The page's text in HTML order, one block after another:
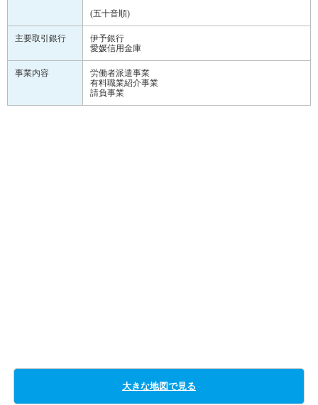
(五十音順)
主要取引銀行
伊予銀行
愛媛信用金庫
事業内容
労働者派遣事業
有料職業紹介事業
請負事業
大きな地図で見る